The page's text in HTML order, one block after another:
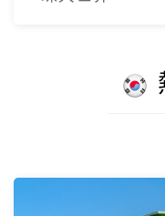
早去晚回
越
全程五星飯店